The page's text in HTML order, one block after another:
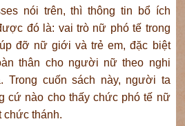
nói trên, thì thông tin bổ ích
đó là: vai trò nữ phó tế trong
đỡ nữ giới và trẻ em, đặc biệt
thân cho người nữ theo nghi
Trong cuốn sách này, người ta
cứ nào cho thấy chức phó tế nữ
chức thánh.